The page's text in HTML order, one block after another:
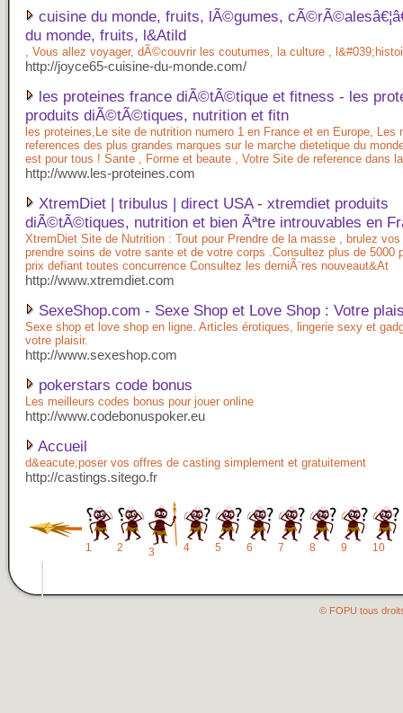
cuisine du monde, fruits, lÃ©gumes,
du monde, fruits, l&Atild
, Vous allez voyager, dÃ©couvrir les coutumes, la culture ,
http://joyce65-cuisine-du-monde.com/
les proteines france diÃ©tÃ©tique et fitness - les
produits diÃ©tÃ©tiques, nutrition et fitn
les proteines,Le site de nutrition numero 1 en France et en Europe, Les
references des plus grandes marques sur le marche dietetique du
est pour tous ! Sante , Forme et beaute , Votre Site de reference dans
http://www.les-proteines.com
XtremDiet | tribulus | direct USA - xtremdiet produits
diÃ©tÃ©tiques, nutrition et bien Ãªtre introuvables en
XtremDiet Site de Nutrition : Tout pour Prendre de la masse , brulez
prendre soins de votre sante et de votre corps .Consultez plus de 5000
prix defiant toutes concurrence Consultez les derniÃ¨res nouveaut&At
http://www.xtremdiet.com
SexeShop.com - Sexe Shop et Love Shop : Votre
Sexe shop et love shop en ligne. Articles érotiques, lingerie sexy et
votre plaisir.
http://www.sexeshop.com
pokerstars code bonus
Les meilleurs codes bonus pour jouer online
http://www.codebonuspoker.eu
Accueil
d&eacute;poser vos offres de casting simplement et gratuitement
http://castings.sitego.fr
1 2 3 4 5 6 7 8 9 10
© FOPU tous